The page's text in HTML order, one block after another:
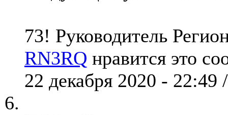
73! Руководитель
RN3RQ нравится это
22 декабря 2020 - 22:49